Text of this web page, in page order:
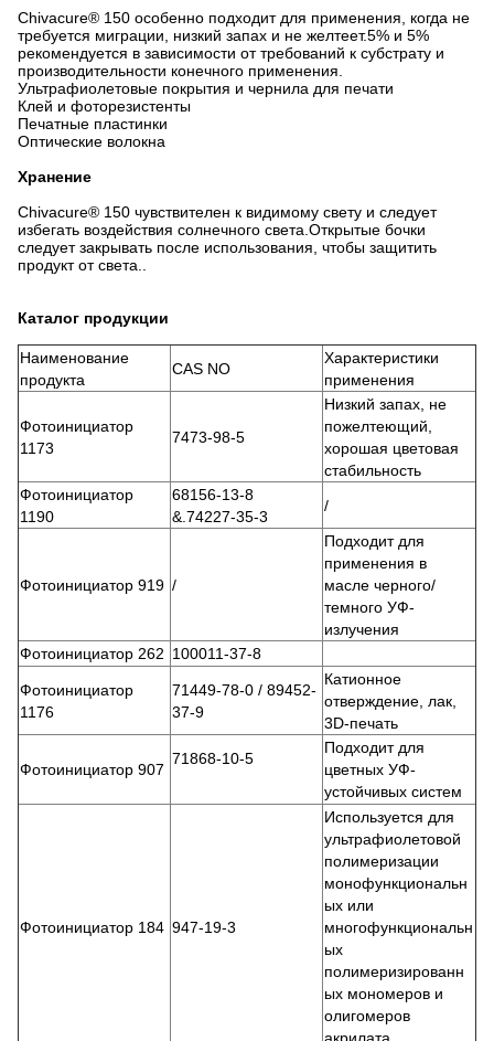
Chivacure® 150 особенно подходит для применения, когда не
требуется миграции, низкий запах и не желтеет.5% и 5%
рекомендуется в зависимости от требований к субстрату и
производительности конечного применения.
Ультрафиолетовые покрытия и чернила для печати
Клей и фоторезистенты
Печатные пластинки
Оптические волокна
Хранение
Chivacure® 150 чувствителен к видимому свету и следует
избегать воздействия солнечного света.Открытые бочки
следует закрывать после использования, чтобы защитить
продукт от света..
Каталог продукции
Наименование
продукта
CAS NO
Характеристики
применения
Фотоинициатор
1173
7473-98-5
Низкий запах, не
пожелтеющий,
хорошая цветовая
стабильность
Фотоинициатор
1190
68156-13-8
&.74227-35-3
/
Фотоинициатор 919 /
Подходит для
применения в
масле черного/
темного УФ-
излучения
Фотоинициатор 262 100011-37-8
Фотоинициатор
1176
71449-78-0 / 89452-
37-9
Катионное
отверждение, лак,
3D-печать
Фотоинициатор 907
71868-10-5
Подходит для
цветных УФ-
устойчивых систем
Фотоинициатор 184 947-19-3
Используется для
ультрафиолетовой
полимеризации
монофункциональн
ых или
многофункциональн
ых
полимеризированн
ых мономеров и
олигомеров